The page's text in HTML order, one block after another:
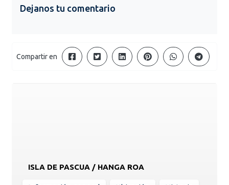
Dejanos tu comentario
Compartir en
ISLA DE PASCUA / HANGA ROA